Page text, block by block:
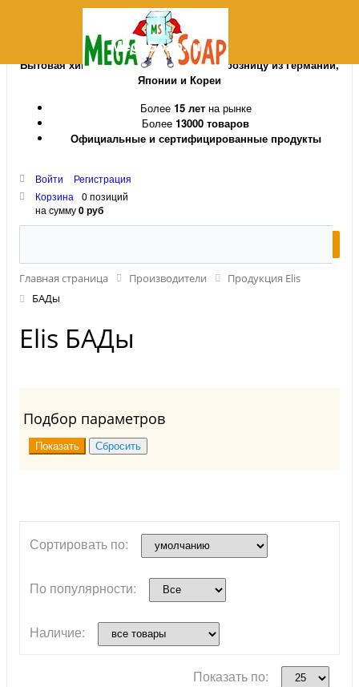
MegaSoap.ru
Бытовая химия и косметика оптом и в розницу из Германии,
Японии и Кореи
Более 15 летна рынке
Более 13000 товаров
Официальные и сертифицированные продукты
Войти
Регистрация
Корзина
0 позиций
на сумму0 руб
Главная страница Производители
Продукция Elis
БАДы
Elis БАДы
Подбор параметров
Сортировать по:
По популярности:
Наличие:
Показать по: